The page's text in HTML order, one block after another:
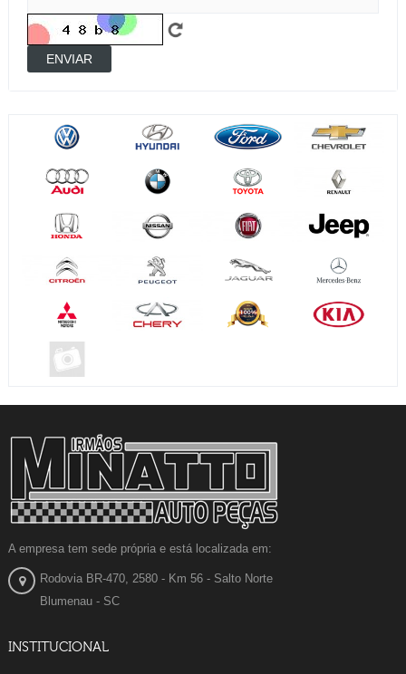
ENVIAR
A empresa tem sede própria e está localizada em:
Rodovia BR-470, 2580 - Km 56 - Salto Norte
Blumenau - SC
INSTITUCIONAL